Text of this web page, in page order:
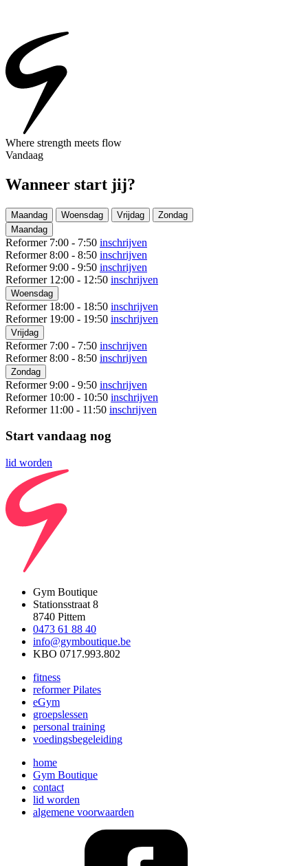
Where strength meets flow
Vandaag
Wanneer start jij?
Maandag Woensdag Vrijdag
Zondag
Maandag
Reformer 7:00 - 7:50 inschrijven
Reformer8:00 - 8:50 inschrijven
Reformer9:00 - 9:50 inschrijven
Reformer 12:00 - 12:50 inschrijven
Woensdag
Reformer 18:00 - 18:50 inschrijven
Reformer 19:00 - 19:50 inschrijven
Vrijdag
Reformer 7:00 - 7:50 inschrijven
Reformer8:00 - 8:50 inschrijven
Zondag
Reformer9:00 - 9:50 inschrijven
Reformer 10:00 - 10:50 inschrijven
Reformer 11:00 - 11:50 inschrijven
Start vandaag nog
lid worden
Gym Boutique
Stationsstraat 8
8740 Pittem
0473 61 88 40
info@gymboutique.be
KBO 0717.993.802
fitness
reformer Pilates
eGym
groepslessen
personal training
voedingsbegeleiding
home
Gym Boutique
contact
lid worden
algemene voorwaarden